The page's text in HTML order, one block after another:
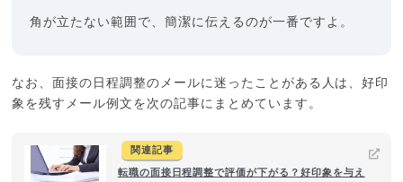
角が立たない範囲で、簡潔に伝えるのが一番ですよ。
なお、面接の日程調整のメールに迷ったことがある人は、好印
象を残すメール例文を次の記事にまとめています。
関連記事
転職の面接日程調整で評価が下がる？好印象を与え